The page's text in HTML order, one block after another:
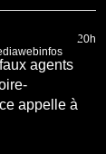
20h
agents
appelle à